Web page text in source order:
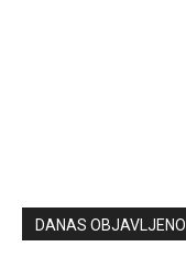
DANAS OBJAVLJENO